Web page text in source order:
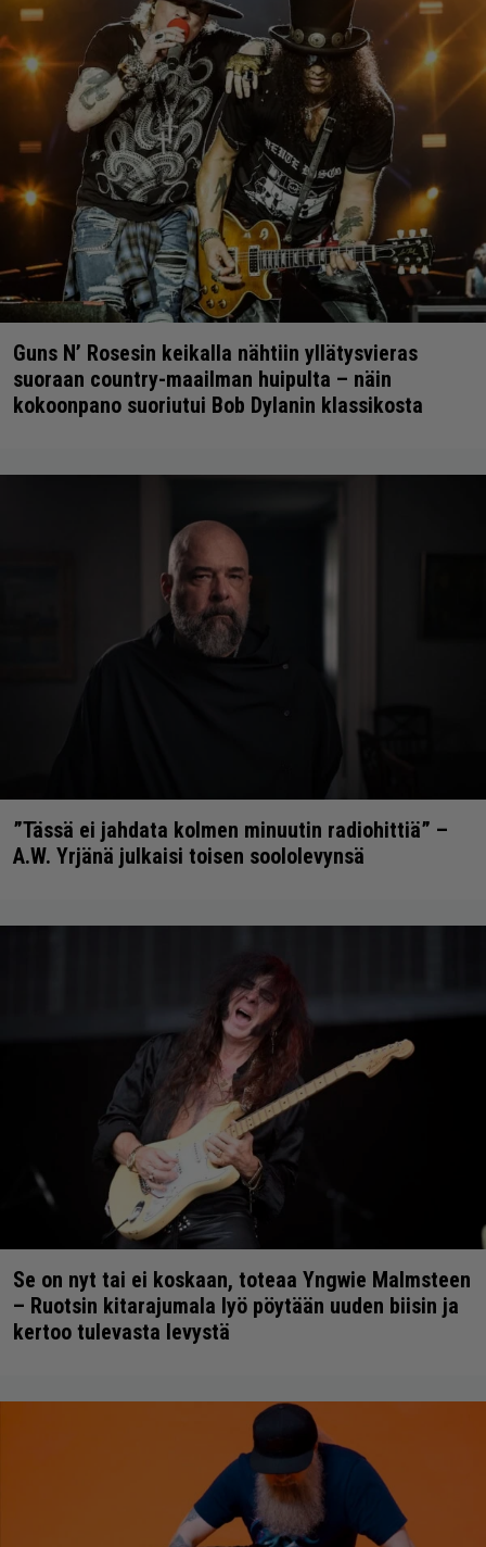
Guns N’ Rosesin keikalla nähtiin yllätysvieras
suoraan country-maailman huipulta – näin
kokoonpano suoriutui Bob Dylanin klassikosta
”Tässä ei jahdata kolmen minuutin radiohittiä” –
A.W. Yrjänä julkaisi toisen soololevynsä
Se on nyt tai ei koskaan, toteaa Yngwie Malmsteen
– Ruotsin kitarajumala lyö pöytään uuden biisin ja
kertoo tulevasta levystä